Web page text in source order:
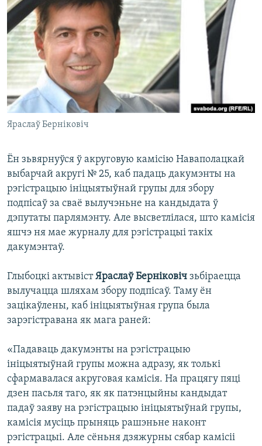
КУЛЬТУРА
КАЛЯНДАР
МОВА
НА ХВАЛЯХ СВАБОДЫ
Яраслаў Берніковіч
Ён зьвярнуўся ў акруговую камісію Наваполацкай
выбарчай акругі № 25, каб падаць дакумэнты на
рэгістрацыю ініцыятыўнай групы для збору
подпісаў за сваё вылучэньне на кандыдата ў
дэпутаты парлямэнту. Але высветлілася, што камісія
яшчэ ня мае журналу для рэгістрацыі такіх
дакумэнтаў.
Глыбоцкі актывістЯраслаў Берніковіч зьбіраецца
вылучацца шляхам збору подпісаў. Таму ён
зацікаўлены, каб ініцыятыўная група была
зарэгістравана як мага раней:
«Падаваць дакумэнты на рэгістрацыю
ініцыятыўнай групы можна адразу, як толькі
сфармавалася акруговая камісія. На працягу пяці
дзен пасьля таго, як як патэнцыйны кандыдат
падаў заяву на рэгістрацыю ініцыятыўнай групы,
камісія мусіць прыняць рашэньне наконт
рэгістрацыі. Але сёньня дзяжурны сябар камісіі